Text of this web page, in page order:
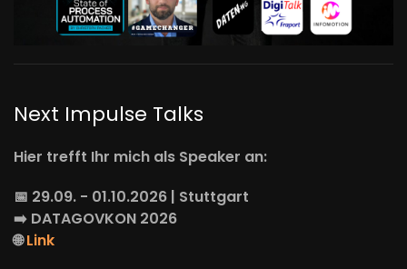
Next Impulse Talks
Hier trefft Ihr mich als Speaker an:
📅 29.09. - 01.10.2026 | Stuttgart
➡️ DATAGOVKON 2026
🌐Link